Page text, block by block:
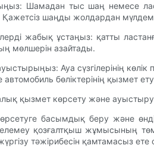
Шамадан тыс шаң немесе лас
Қажетсіз шаңды жолдардан
жабық ұстаңыз: қатты
мөлшерін азайтады.
Ауа сүзгілерінің
бөліктерінің қызмет
қызмет көрсету және
басымдық беру және
қозғалтқыш жұмысының
тәжірибесін қамтамасыз